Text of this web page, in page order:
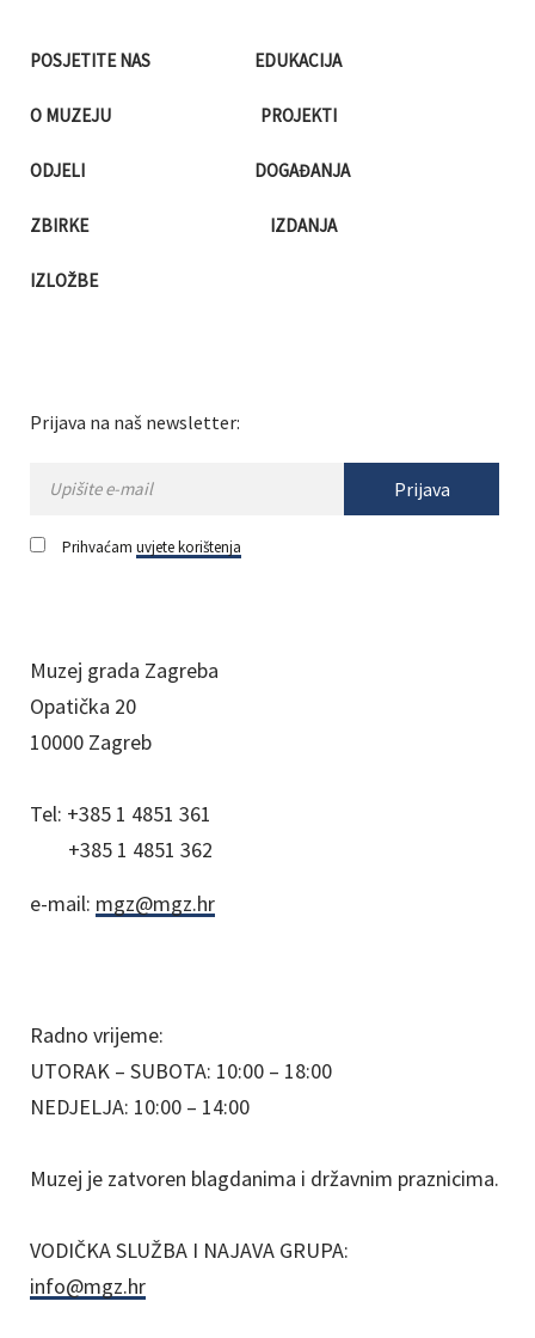
POSJETITE NAS
O MUZEJU
ODJELI
ZBIRKE
IZLOŽBE
EDUKACIJA
PROJEKTI
DOGAĐANJA
IZDANJA
Prijava na naš newsletter:
Prijava
Prihvaćam uvjete korištenja
Muzej grada Zagreba
Opatička 20
10000 Zagreb
Tel: +385 1 4851 361
+385 1 4851 362
e-mail: mgz@mgz.hr
Radno vrijeme:
UTORAK – SUBOTA: 10:00 – 18:00
NEDJELJA: 10:00 – 14:00
Muzej je zatvoren blagdanima i državnim praznicima.
VODIČKA SLUŽBA I NAJAVA GRUPA:
info@mgz.hr